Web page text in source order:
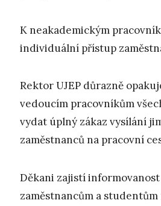
K neakademickým
individuální přístup
Rektor UJEP důrazně
vedoucím pracovníkům
vydat úplný zákaz vysílání
zaměstnanců na pracovní
Děkani zajistí informovanost
zaměstnancům a